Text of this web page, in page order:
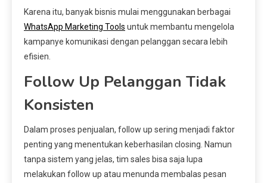
Karena itu, banyak bisnis mulai menggunakan berbagai
WhatsApp Marketing Tools untuk membantu mengelola
kampanye komunikasi dengan pelanggan secara lebih
efisien.
Follow Up Pelanggan Tidak
Konsisten
Dalam proses penjualan, follow up sering menjadi faktor
penting yang menentukan keberhasilan closing. Namun
tanpa sistem yang jelas, tim sales bisa saja lupa
melakukan follow up atau menunda membalas pesan